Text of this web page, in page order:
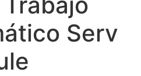
Serv